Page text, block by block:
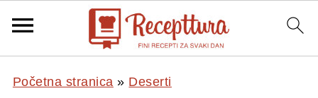
Početna stranica » Deserti